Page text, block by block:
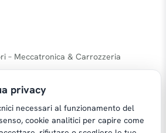
– Meccatronica & Carrozzeria
privacy
necessari al funzionamento del
cookie analitici per capire come